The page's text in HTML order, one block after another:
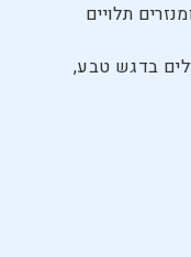
תלויים
בדגש טבע,